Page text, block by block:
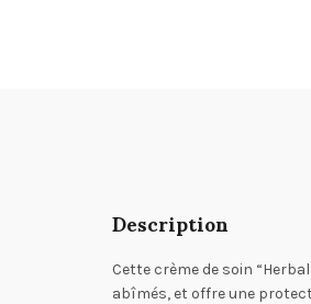
Description
Cette crème de soin
abîmés, et offre une